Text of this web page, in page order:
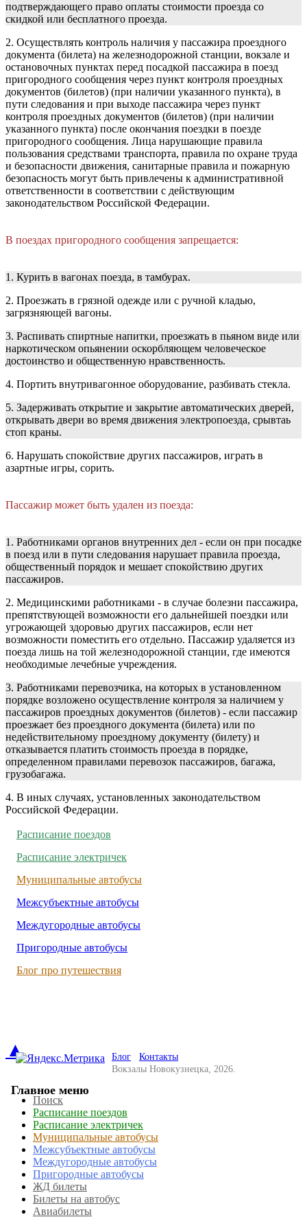
подтверждающего право оплаты стоимости проезда со
скидкой или бесплатного проезда.
2. Осуществлять контроль наличия у пассажира проездного
документа (билета) на железнодорожной станции, вокзале и
остановочных пунктах перед посадкой пассажира в поезд
пригородного сообщения через пункт контроля проездных
документов (билетов) (при наличии указанного пункта), в
пути следования и при выходе пассажира через пункт
контроля проездных документов (билетов) (при наличии
указанного пункта) после окончания поездки в поезде
пригородного сообщения. Лица нарушающие правила
пользования средствами транспорта, правила по охране труда
и безопасности движения, санитарные правила и пожарную
безопасность могут быть привлечены к административной
ответственности в соответствии с действующим
законодательством Российской Федерации.
В поездах пригородного сообщения запрещается:
1. Курить в вагонах поезда, в тамбурах.
2. Проезжать в грязной одежде или с ручной кладью,
загрязняющей вагоны.
3. Распивать спиртные напитки, проезжать в пьяном виде или
наркотическом опьянении оскорбляющем человеческое
достоинство и общественную нравственность.
4. Портить внутривагонное оборудование, разбивать стекла.
5. Задерживать открытие и закрытие автоматических дверей,
открывать двери во время движения электропоезда, срывтаь
стоп краны.
6. Нарушать спокойствие других пассажиров, играть в
азартные игры, сорить.
Пассажир может быть удален из поезда:
1. Работниками органов внутренних дел - если он при посадке
в поезд или в пути следования нарушает правила проезда,
общественный порядок и мешает спокойствию других
пассажиров.
2. Медицинскими работниками - в случае болезни пассажира,
препятствующей возможности его дальнейшей поездки или
угрожающей здоровью других пассажиров, если нет
возможности поместить его отдельно. Пассажир удаляется из
поезда лишь на той железнодорожной станции, где имеются
необходимые лечебные учреждения.
3. Работниками перевозчика, на которых в установленном
порядке возложено осуществление контроля за наличием у
пассажиров проездных документов (билетов) - если пассажир
проезжает без проездного документа (билета) или по
недействительному проездному документу (билету) и
отказывается платить стоимость проезда в порядке,
определенном правилами перевозок пассажиров, багажа,
грузобагажа.
4. В иных случаях, установленных законодательством
Российской Федерации.
Расписание поездов
Расписание электричек
Муниципальные автобусы
Межсубъектные автобусы
Междугородные автобусы
Пригородные автобусы
Блог про путешествия
▲ Блог
Контакты
Вокзалы Новокузнецка, 2026.
Главное меню
Поиск
Расписание поездов
Расписание электричек
Муниципальные автобусы
Межсубъектные автобусы
Междугородные автобусы
Пригородные автобусы
ЖД билеты
Билеты на автобус
Авиабилеты